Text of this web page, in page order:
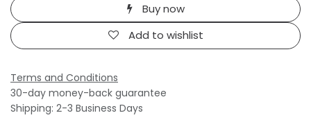
Buy now
Add to wishlist
Terms and Conditions
30-day money-back guarantee
Shipping: 2-3 Business Days